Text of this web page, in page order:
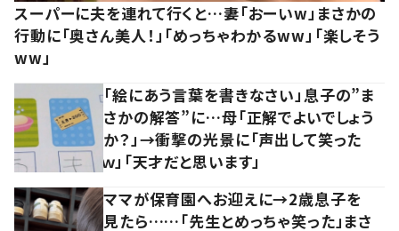
スーパーに夫を連れて行くと…妻「おーいw」まさかの
行動に「奥さん美人！」「めっちゃわかるww」「楽しそう
ww」
「絵にあう言葉を書きなさい」息子の”ま
さかの解答”に…母「正解でよいでしょう
か？」→衝撃の光景に「声出して笑った
ｗ」「天才だと思います」
ママが保育園へお迎えに→2歳息子を
見たら……「先生とめっちゃ笑った」まさ